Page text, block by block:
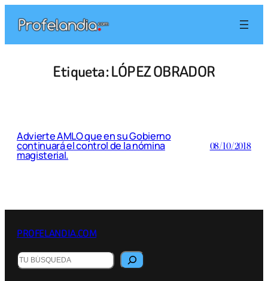
contenido
Etiqueta:LÓPEZ OBRADOR
Advierte AMLO que en su Gobierno
continuará el control de la nómina
magisterial.
08/10/2018
PROFELANDIA.COM
Buscar